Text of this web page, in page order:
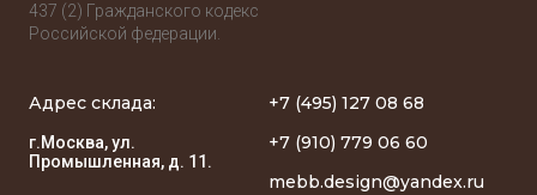
437 (2) Гражданского кодекс
Российской федерации.
Адрес склада:
г.Москва, ул.
Промышленная, д. 11.
+7 (495) 127 08 68
+7 (910) 779 06 60
mebb.design@yandex.ru